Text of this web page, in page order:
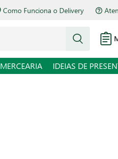
Como Funciona o Delivery
MERCEARIA IDEIAS DE